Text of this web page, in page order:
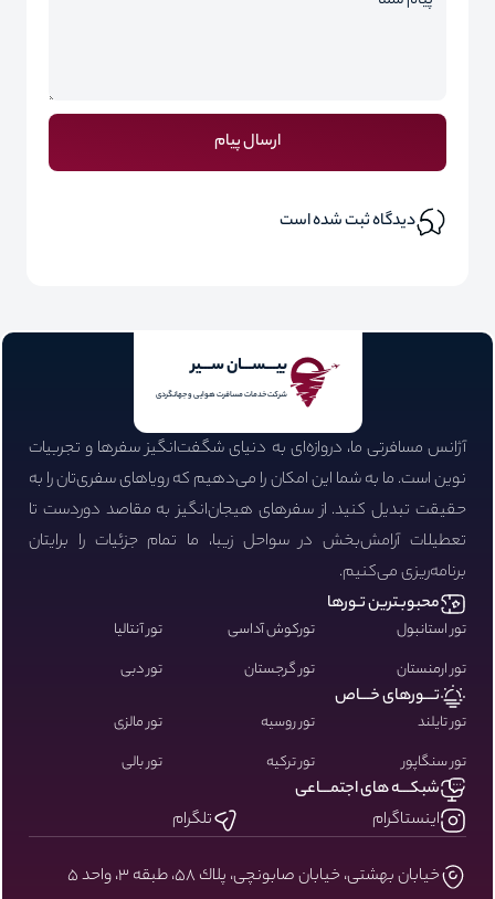
ارسال پیام
دیدگاه ثبت شده است
بیـــســـان ســـیر
شرکت خدمات مسافرت هوایی و جهانگردی
آژانس مسافرتی ما، دروازه‌ای به دنیای شگفت‌انگیز سفرها و تجربیات
نوین است. ما به شما این امکان را می‌دهیم که رویاهای سفری‌تان را به
حقیقت تبدیل کنید. از سفرهای هیجان‌انگیز به مقاصد دوردست تا
تعطیلات آرامش‌بخش در سواحل زیبا، ما تمام جزئیات را برایتان
برنامه‌ریزی می‌کنیم.
محبوبـترین تـورها
تور استانبول تورکوش آداسی
تور آنتالیا
تور ارمنستان
تور گرجستان تور دبی
تـــورهای خـــاص
تور تایلند تور روسیه
تور مالزی
تور سنگاپور
تور ترکیه تور بالی
شبکـــه های اجتمـــاعی
اینستاگرام
تلگرام
خيابان بهشتى، خيابان صابونچى، پلاك ٥٨، طبقه ٣، واحد ٥